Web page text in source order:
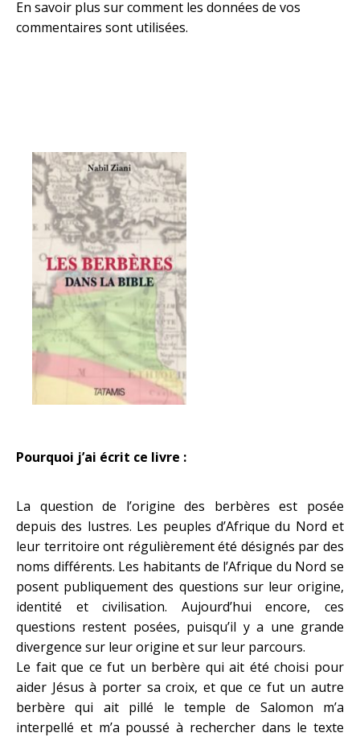
En savoir plus sur comment les données de vos
commentaires sont utilisées.
Pourquoi j’ai écrit ce livre :
La question de l’origine des berbères est posée
depuis des lustres. Les peuples d’Afrique du Nord et
leur territoire ont régulièrement été désignés par des
noms différents. Les habitants de l’Afrique du Nord se
posent publiquement des questions sur leur origine,
identité et civilisation. Aujourd’hui encore, ces
questions restent posées, puisqu’il y a une grande
divergence sur leur origine et sur leur parcours.
Le fait que ce fut un berbère qui ait été choisi pour
aider Jésus à porter sa croix, et que ce fut un autre
berbère qui ait pillé le temple de Salomon m’a
interpellé et m’a poussé à rechercher dans le texte